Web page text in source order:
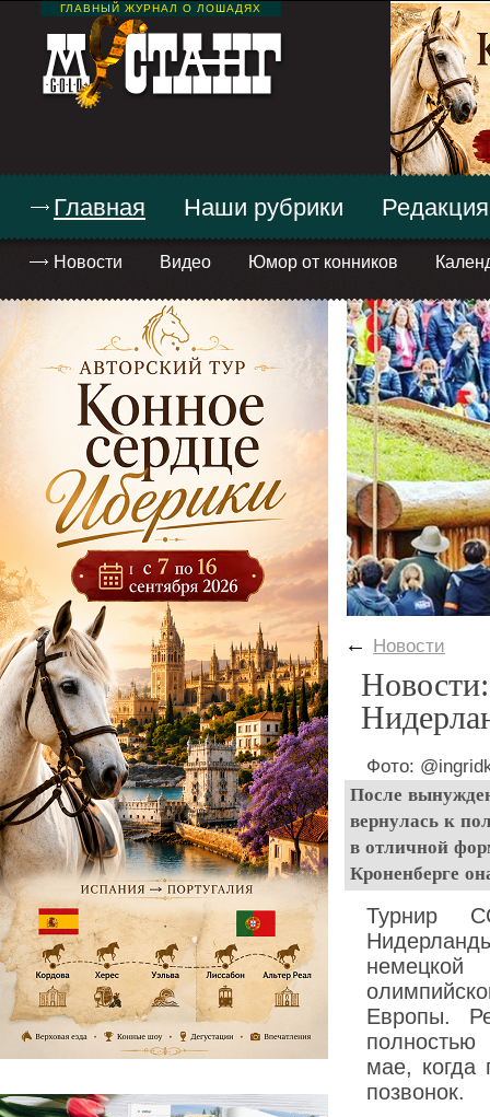
ГЛАВНЫЙ ЖУРНАЛ О ЛОШАДЯХ
Главная
Новости Видео Юмор от конников
Наши рубрики Редакция
← Новости
Фото:
После
вернулась к
в отличной
Кроненберге
Турнир
немецкой
Европы.
полностью
мае, когда
позвонок.